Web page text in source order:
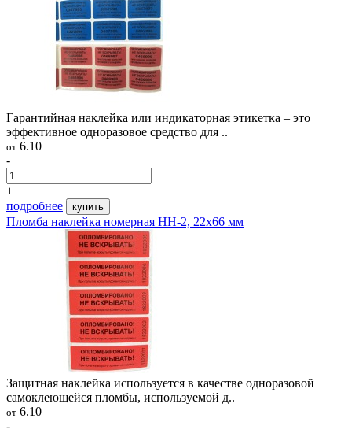
Гарантийная наклейка или индикаторная этикетка – это
эффективное одноразовое средство для ..
от 6.10
-
+
подробнее
купить
Пломба наклейка номерная НН-2, 22х66 мм
Защитная наклейка используется в качестве одноразовой
самоклеющейся пломбы, используемой д..
от 6.10
-